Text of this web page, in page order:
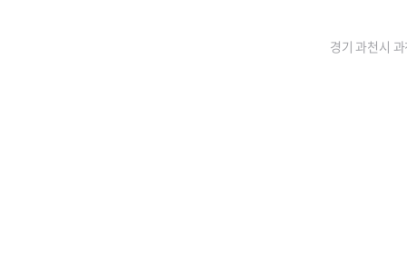
경기 과천시